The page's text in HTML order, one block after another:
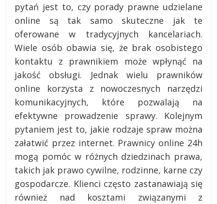
pytań jest to, czy porady prawne udzielane
online są tak samo skuteczne jak te
oferowane w tradycyjnych kancelariach.
Wiele osób obawia się, że brak osobistego
kontaktu z prawnikiem może wpłynąć na
jakość obsługi. Jednak wielu prawników
online korzysta z nowoczesnych narzędzi
komunikacyjnych, które pozwalają na
efektywne prowadzenie sprawy. Kolejnym
pytaniem jest to, jakie rodzaje spraw można
załatwić przez internet. Prawnicy online 24h
mogą pomóc w różnych dziedzinach prawa,
takich jak prawo cywilne, rodzinne, karne czy
gospodarcze. Klienci często zastanawiają się
również nad kosztami związanymi z